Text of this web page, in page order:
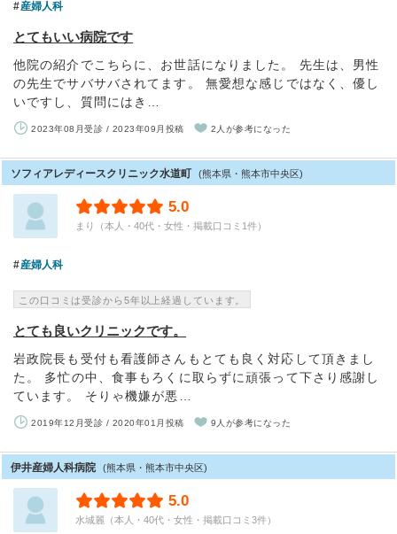
産婦人科
とてもいい病院です
他院の紹介でこちらに、お世話になりました。 先生は、男性
の先生でサバサバされてます。 無愛想な感じではなく、優し
いですし、質問にはき…
2023年08月受診 / 2023年09月投稿 2人が参考になった
ソフィアレディースクリニック水道町 (熊本県・熊本市中央区)
5.0
まり（本人・40代・女性・掲載口コミ1件）
産婦人科
この口コミは受診から5年以上経過しています。
とても良いクリニックです。
岩政院長も受付も看護師さんもとても良く対応して頂きまし
た。 多忙の中、食事もろくに取らずに頑張って下さり感謝し
ています。 そりゃ機嫌が悪…
2019年12月受診 / 2020年01月投稿 9人が参考になった
伊井産婦人科病院 (熊本県・熊本市中央区)
5.0
水城麗（本人・40代・女性・掲載口コミ3件）